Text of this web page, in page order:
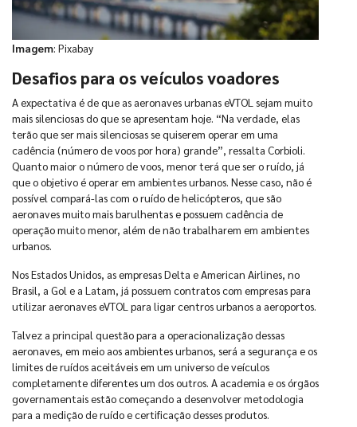
Imagem: Pixabay
Desafios para os veículos voadores
A expectativa é de que as aeronaves urbanas eVTOL sejam muito
mais silenciosas do que se apresentam hoje. “Na verdade, elas
terão que ser mais silenciosas se quiserem operar em uma
cadência (número de voos por hora) grande”, ressalta Corbioli.
Quanto maior o número de voos, menor terá que ser o ruído, já
que o objetivo é operar em ambientes urbanos. Nesse caso, não é
possível compará-las com o ruído de helicópteros, que são
aeronaves muito mais barulhentas e possuem cadência de
operação muito menor, além de não trabalharem em ambientes
urbanos.
Nos Estados Unidos, as empresas Delta e American Airlines, no
Brasil, a Gol e a Latam, já possuem contratos com empresas para
utilizar aeronaves eVTOL para ligar centros urbanos a aeroportos.
Talvez a principal questão para a operacionalização dessas
aeronaves, em meio aos ambientes urbanos, será a segurança e os
limites de ruídos aceitáveis em um universo de veículos
completamente diferentes um dos outros. A academia e os órgãos
governamentais estão começando a desenvolver metodologia
para a medição de ruído e certificação desses produtos.